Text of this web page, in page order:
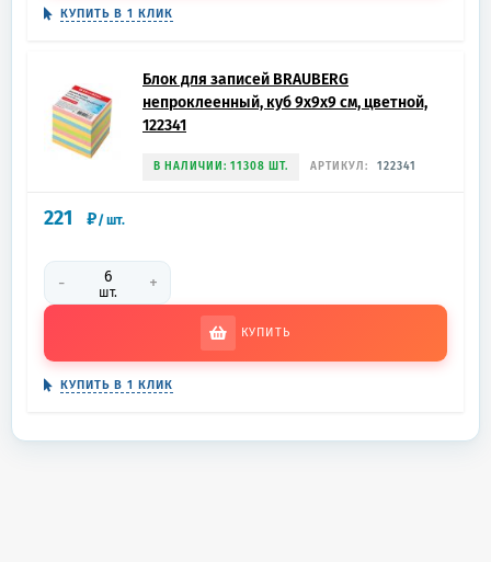
КУПИТЬ В 1 КЛИК
Блок для записей BRAUBERG
непроклеенный, куб 9х9х9 см, цветной,
122341
В НАЛИЧИИ: 11308 ШТ. АРТИКУЛ: 122341
221 ₽/шт.
- шт. +
КУПИТЬ
КУПИТЬ В 1 КЛИК